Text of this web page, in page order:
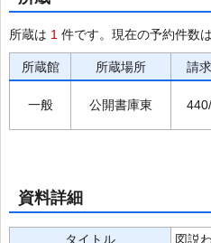
所蔵は 1 件です。現在の予約件数は
所蔵館 所蔵場所 請
一般 公開書庫東
資料詳細
タイトル
図説